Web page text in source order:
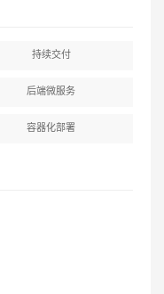
持续交付
后端微服务
容器化部署